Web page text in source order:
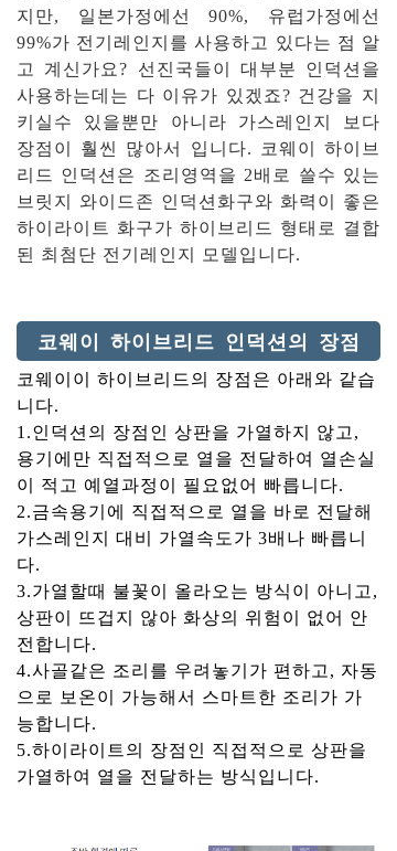
지만, 일본가정에선 90%, 유럽가정에선
99%가 전기레인지를 사용하고 있다는 점 알
고 계신가요? 선진국들이 대부분 인덕션을
사용하는데는 다 이유가 있겠죠? 건강을 지
키실수 있을뿐만 아니라 가스레인지 보다
장점이 훨씬 많아서 입니다. 코웨이 하이브
리드 인덕션은 조리영역을 2배로 쓸수 있는
브릿지 와이드존 인덕션화구와 화력이 좋은
하이라이트 화구가 하이브리드 형태로 결합
된 최첨단 전기레인지 모델입니다.
코웨이 하이브리드 인덕션의 장점
코웨이이 하이브리드의 장점은 아래와 같습
니다.
1.인덕션의 장점인 상판을 가열하지 않고,
용기에만 직접적으로 열을 전달하여 열손실
이 적고 예열과정이 필요없어 빠릅니다.
2.금속용기에 직접적으로 열을 바로 전달해
가스레인지 대비 가열속도가 3배나 빠릅니
다.
3.가열할때 불꽃이 올라오는 방식이 아니고,
상판이 뜨겁지 않아 화상의 위험이 없어 안
전합니다.
4.사골같은 조리를 우려놓기가 편하고, 자동
으로 보온이 가능해서 스마트한 조리가 가
능합니다.
5.하이라이트의 장점인 직접적으로 상판을
가열하여 열을 전달하는 방식입니다.